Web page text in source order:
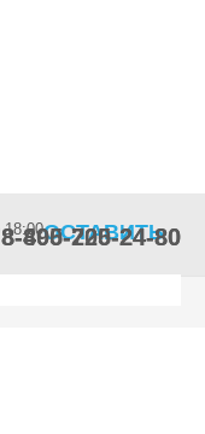
8-800-200-24-80
8-495-725-24-80
18:00ОСТАВИТЬ